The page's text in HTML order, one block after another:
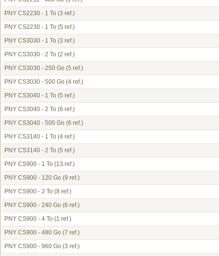
PNY CS2230 - 1 To (3 ref.)
PNY CS2230 - 1 To (5 ref.)
PNY CS3030 - 1 To (3 ref.)
PNY CS3030 - 2 To (2 ref.)
PNY CS3030 - 250 Go (5 ref.)
PNY CS3030 - 500 Go (4 ref.)
PNY CS3040 - 1 To (5 ref.)
PNY CS3040 - 2 To (6 ref.)
PNY CS3040 - 500 Go (6 ref.)
PNY CS3140 - 1 To (4 ref.)
PNY CS3140 - 2 To (5 ref.)
PNY CS900 - 1 To (13 ref.)
PNY CS900 - 120 Go (9 ref.)
PNY CS900 - 2 To (8 ref.)
PNY CS900 - 240 Go (6 ref.)
PNY CS900 - 4 To (1 ref.)
PNY CS900 - 480 Go (7 ref.)
PNY CS900 - 960 Go (3 ref.)